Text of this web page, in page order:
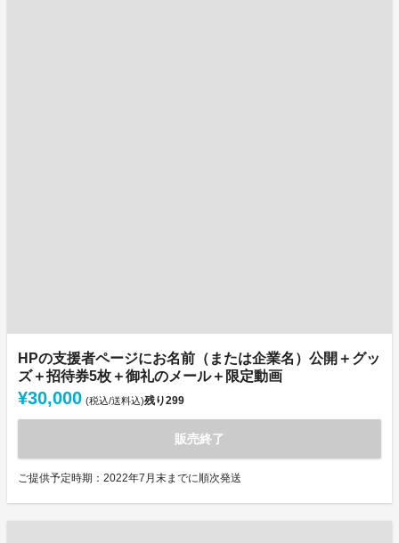
HPの支援者ページにお名前（または企業名）公開＋グッ
ズ＋招待券5枚＋御礼のメール＋限定動画
¥30,000 (税込/送料込)残り299
販売終了
ご提供予定時期：2022年7月末までに順次発送